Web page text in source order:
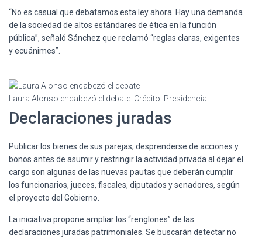
“No es casual que debatamos esta ley ahora. Hay una demanda
de la sociedad de altos estándares de ética en la función
pública”, señaló Sánchez que reclamó “reglas claras, exigentes
y ecuánimes”.
Laura Alonso encabezó el debate. Crédito: Presidencia
Declaraciones juradas
Publicar los bienes de sus parejas, desprenderse de acciones y
bonos antes de asumir y restringir la actividad privada al dejar el
cargo son algunas de las nuevas pautas que deberán cumplir
los funcionarios, jueces, fiscales, diputados y senadores, según
el proyecto del Gobierno.
La iniciativa propone ampliar los “renglones” de las
declaraciones juradas patrimoniales. Se buscarán detectar no